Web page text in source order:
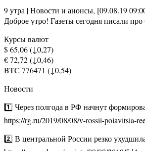
9 утра | Новости и анонсы, [09.08.19
Доброе утро! Газеты сегодня писали
Курсы валют
$ 65,06 (↓0,27)
€ 72,72 (↓0,46)
BTC 776471 (↓0,54)
Новости
1️⃣ Через полгода в РФ начнут
https://rg.ru/2019/08/08/v-rossii-poiavitsia-
2️⃣ В центральной России резко